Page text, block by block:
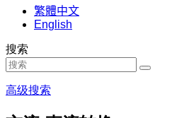
繁體中文
English
搜索
高级搜索